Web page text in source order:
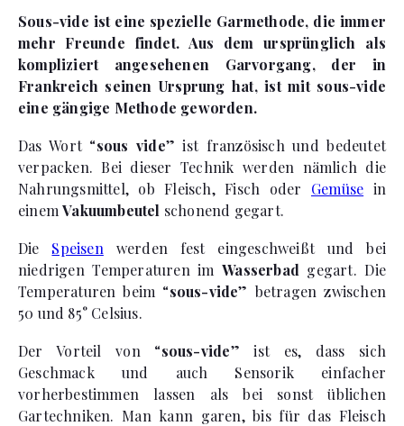
Sous-vide ist eine spezielle Garmethode, die immer
mehr Freunde findet. Aus dem ursprünglich als
kompliziert angesehenen Garvorgang, der in
Frankreich seinen Ursprung hat, ist mit sous-vide
eine gängige Methode geworden.
Das Wort “sous vide” ist französisch und bedeutet
verpacken. Bei dieser Technik werden nämlich die
Nahrungsmittel, ob Fleisch, Fisch oder Gemüse in
einemVakuumbeutel schonend gegart.
Die Speisen werden fest eingeschweißt und bei
niedrigen Temperaturen imWasserbad gegart. Die
Temperaturen beim “sous-vide” betragen zwischen
50 und 85° Celsius.
Der Vorteil von “sous-vide” ist es, dass sich
Geschmack und auch Sensorik einfacher
vorherbestimmen lassen als bei sonst üblichen
Gartechniken. Man kann garen, bis für das Fleisch